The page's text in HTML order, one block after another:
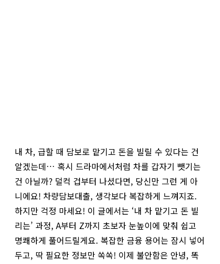
내 차, 급할 때 담보로 맡기고 돈을 빌릴 수 있다는 건
알겠는데… 혹시 드라마에서처럼 차를 갑자기 뺏기는
건 아닐까? 덜컥 겁부터 나셨다면, 당신만 그런 게 아
니에요! 차량담보대출, 생각보다 복잡하게 느껴지죠.
하지만 걱정 마세요! 이 글에서는 ‘내 차 맡기고 돈 빌
리는’ 과정, A부터 Z까지 초보자 눈높이에 맞춰 쉽고
명쾌하게 풀어드릴게요. 복잡한 금융 용어는 잠시 넣어
두고, 딱 필요한 정보만 쏙쏙! 이제 불안함은 안녕, 똑